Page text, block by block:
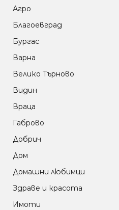
Агро
Благоевград
Бургас
Варна
Велико Търново
Видин
Враца
Габрово
Добрич
Дом
Домашни любимци
Здраве и красота
Имоти